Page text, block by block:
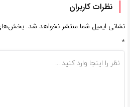
نظرات کاربران
نشانی ایمیل شما منتشر نخواهد شد. بخش‌های
*